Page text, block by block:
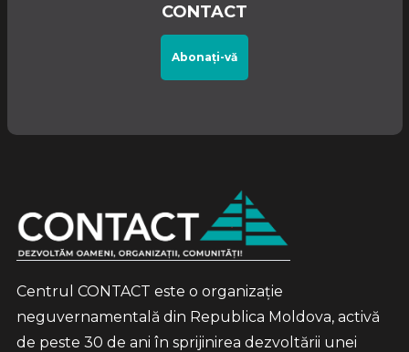
CONTACT
Abonați-vă
Centrul CONTACT este o organizație
neguvernamentală din Republica Moldova, activă
de peste 30 de ani în sprijinirea dezvoltării unei